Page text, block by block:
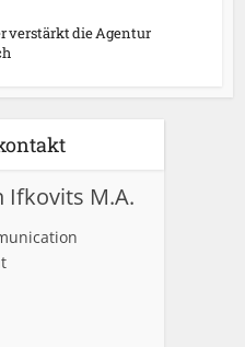
verstärkt die Agentur
Ifkovits M.A.